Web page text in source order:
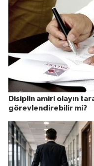
Disiplin amiri olayın
görevlendirebilir mi?